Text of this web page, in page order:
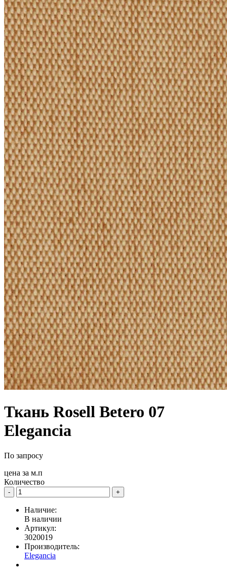
Ткань Rosell Betero 07
Elegancia
По запросу
цена за м.п
Количество
- +
Наличие:
В наличии
Артикул:
3020019
Производитель:
Elegancia